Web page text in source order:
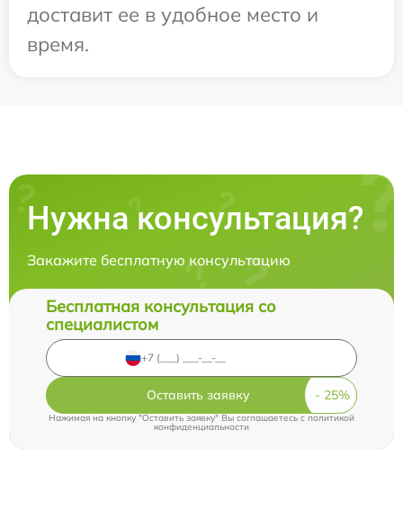
доставит ее в удобное место и
время.
Нужна консультация?
Закажите бесплатную консультацию
Бесплатная консультация со
специалистом
Оставить заявку
Нажимая на кнопку "Оставить заявку" Вы соглашаетесь cполитикой
конфиденциальности